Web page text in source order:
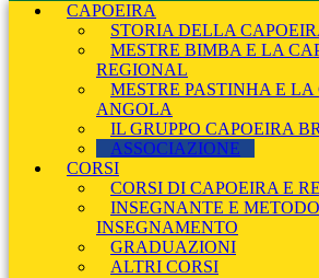
CAPOEIRA
STORIA DELLA
MESTRE BIMBA E LA
REGIONAL
MESTRE PASTINHA E LA
ANGOLA
IL GRUPPO CAPOEIRA
ASSOCIAZIONE
CORSI
CORSI DI CAPOEIRA E
INSEGNANTE E
INSEGNAMENTO
GRADUAZIONI
ALTRI CORSI